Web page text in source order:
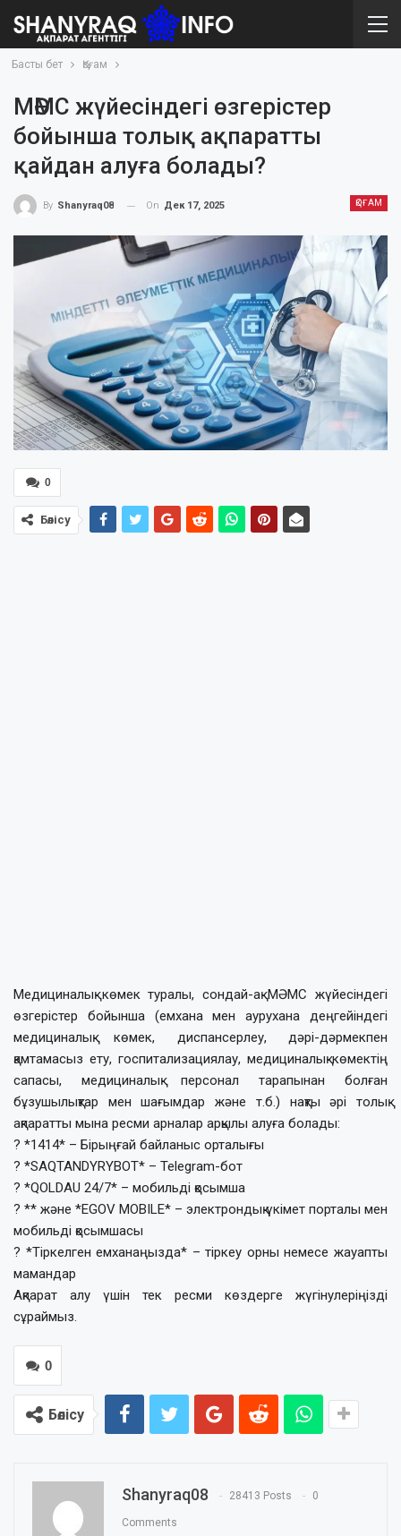
Басты бет Қоғам
МӘМС жүйесіндегі өзгерістер
бойынша толық ақпаратты
қайдан алуға болады?
ҚОҒАМ
By Shanyraq08 On Дек 17, 2025
0
Бөлісу
Медициналық көмек туралы, сондай-ақ МӘМС жүйесіндегі
өзгерістер бойынша (емхана мен аурухана деңгейіндегі
медициналық көмек, диспансерлеу, дәрі-дәрмекпен
қамтамасыз ету, госпитализациялау, медициналық көмектің
сапасы, медициналық персонал тарапынан болған
бұзушылықтар мен шағымдар және т.б.) нақты әрі толық
ақпаратты мына ресми арналар арқылы алуға болады:
? *1414* – Бірыңғай байланыс орталығы
? *SAQTANDYRYBOT* – Telegram-бот
? *QOLDAU 24/7* – мобильді қосымша
? ** және *EGOV MOBILE* – электрондық үкімет порталы мен
мобильді қосымшасы
? *Тіркелген емханаңызда* – тіркеу орны немесе жауапты
мамандар
Ақпарат алу үшін тек ресми көздерге жүгінулеріңізді
сұраймыз.
0
Бөлісу
Shanyraq08 28413 Posts 0
Comments